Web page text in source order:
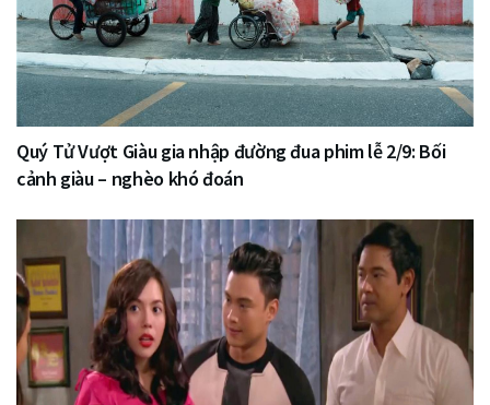
Quý Tử Vượt Giàu gia nhập đường đua phim lễ 2/9: Bối
cảnh giàu – nghèo khó đoán